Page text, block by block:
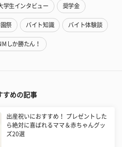
学生インタビュー 奨学金
祭 バイト知識 バイト体験談
しか勝たん！
すめの記事
出産祝いにおすすめ！ プレゼントした
ら絶対に喜ばれるママ＆赤ちゃんグッ
ズ20選